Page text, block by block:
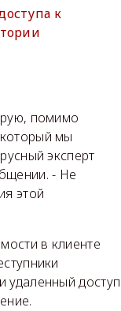
к
помимо
мы
эксперт
- Не
этой
в клиенте
удаленный доступ